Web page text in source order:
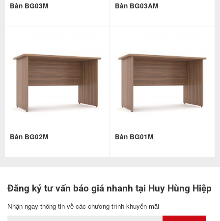
Bàn BG03M Bàn BG03AM
Bàn BG02M Bàn BG01M
Đăng ký tư vấn báo giá nhanh tại Huy Hùng Hiệp
Nhận ngay thông tin về các chương trình khuyến mãi